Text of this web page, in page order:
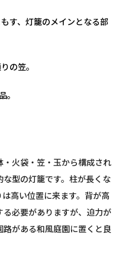
す、灯籠のメインとなる部
の笠。
。
・火袋・笠・玉から構成され
な型の灯籠です。柱が長くな
は高い位置に来ます。背が高
る必要がありますが、迫力が
路がある和風庭園に置くと良